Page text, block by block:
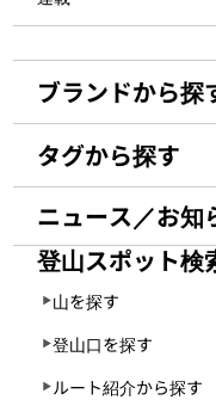
ブランドから探
タグから探す
ニュース／お知
登山スポット検
山を探す
登山口を探す
ルート紹介から探す